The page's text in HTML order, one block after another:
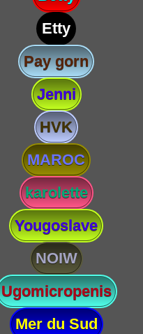
Etty
Pay gorn
Jenni
HVK
MAROC
karolette
Yougoslave
NOIW
Ugomicropenis
Mer du Sud